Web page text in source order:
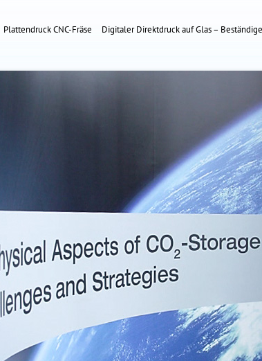
Plattendruck CNC-Fräse Digitaler Direktdruck auf Glas –